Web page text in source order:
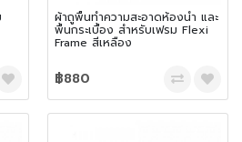
ผ้าถูพื้นทำความสะอาดห้องน้ำ และ
พื้นกระเบื้อง สำหรับเฟรม Flexi
Frame สีเหลือง
฿880